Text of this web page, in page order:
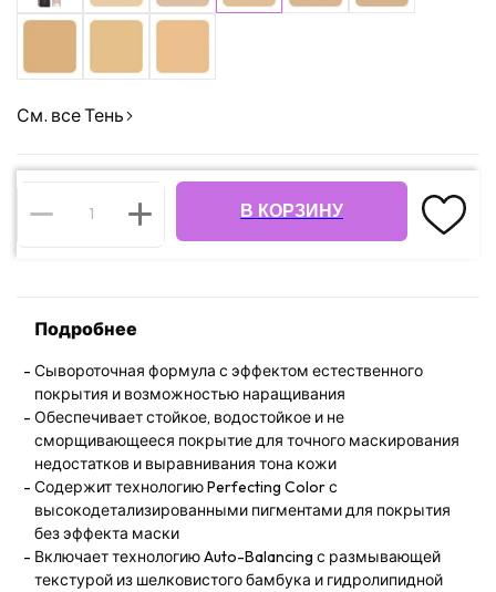
См. все Тень
В КОРЗИНУ
Подробнее
Сывороточная формула с эффектом естественного
покрытия и возможностью наращивания
Обеспечивает стойкое, водостойкое и не
сморщивающееся покрытие для точного маскирования
недостатков и выравнивания тона кожи
Содержит технологию Perfecting Color с
высокодетализированными пигментами для покрытия
без эффекта маски
Включает технологию Auto-Balancing с размывающей
текстурой из шелковистого бамбука и гидролипидной